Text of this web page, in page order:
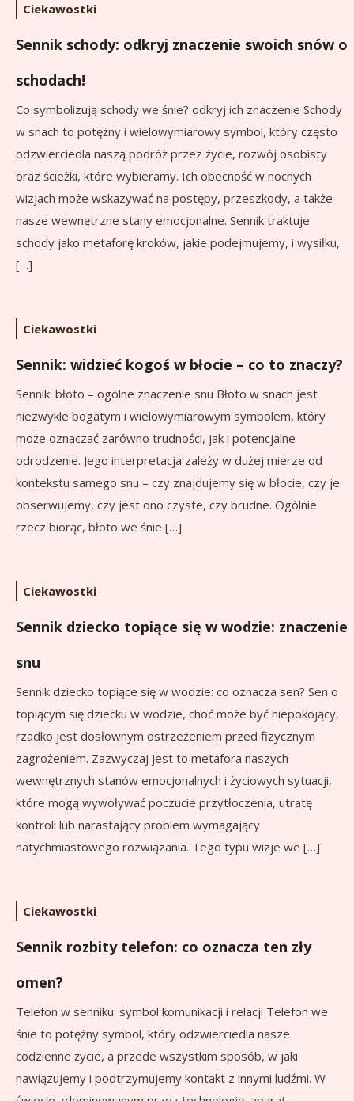
Ciekawostki
Sennik schody: odkryj znaczenie swoich snów o
schodach!
Co symbolizują schody we śnie? odkryj ich znaczenie Schody
w snach to potężny i wielowymiarowy symbol, który często
odzwierciedla naszą podróż przez życie, rozwój osobisty
oraz ścieżki, które wybieramy. Ich obecność w nocnych
wizjach może wskazywać na postępy, przeszkody, a także
nasze wewnętrzne stany emocjonalne. Sennik traktuje
schody jako metaforę kroków, jakie podejmujemy, i wysiłku,
[…]
Ciekawostki
Sennik: widzieć kogoś w błocie – co to znaczy?
Sennik: błoto – ogólne znaczenie snu Błoto w snach jest
niezwykle bogatym i wielowymiarowym symbolem, który
może oznaczać zarówno trudności, jak i potencjalne
odrodzenie. Jego interpretacja zależy w dużej mierze od
kontekstu samego snu – czy znajdujemy się w błocie, czy je
obserwujemy, czy jest ono czyste, czy brudne. Ogólnie
rzecz biorąc, błoto we śnie […]
Ciekawostki
Sennik dziecko topiące się w wodzie: znaczenie
snu
Sennik dziecko topiące się w wodzie: co oznacza sen? Sen o
topiącym się dziecku w wodzie, choć może być niepokojący,
rzadko jest dosłownym ostrzeżeniem przed fizycznym
zagrożeniem. Zazwyczaj jest to metafora naszych
wewnętrznych stanów emocjonalnych i życiowych sytuacji,
które mogą wywoływać poczucie przytłoczenia, utratę
kontroli lub narastający problem wymagający
natychmiastowego rozwiązania. Tego typu wizje we […]
Ciekawostki
Sennik rozbity telefon: co oznacza ten zły
omen?
Telefon w senniku: symbol komunikacji i relacji Telefon we
śnie to potężny symbol, który odzwierciedla nasze
codzienne życie, a przede wszystkim sposób, w jaki
nawiązujemy i podtrzymujemy kontakt z innymi ludźmi. W